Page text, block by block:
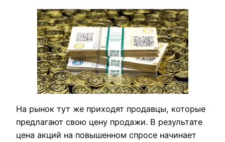
На рынок тут же приходят продавцы, которые
предлагают свою цену продажи. В результате
цена акций на повышенном спросе начинает